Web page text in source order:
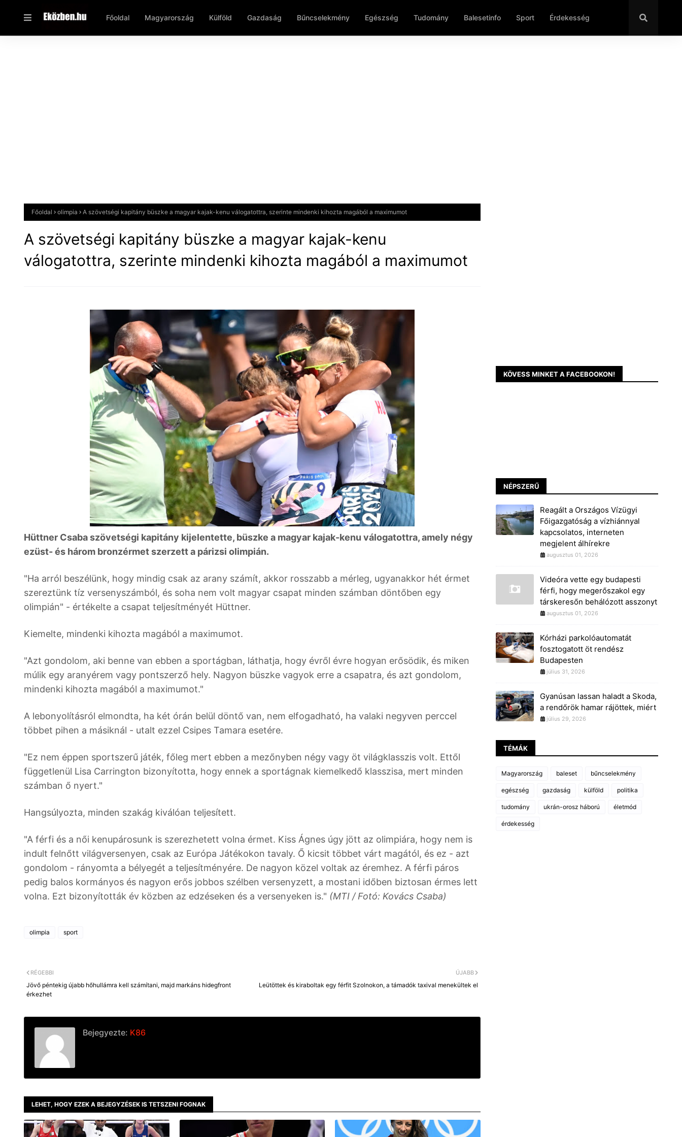
Főoldal Magyarország Külföld Gazdaság Bűncselekmény Egészség Tudomány Balesetinfo Sport Érdekesség
Főoldal olimpia A szövetségi kapitány büszke a magyar kajak-kenu válogatottra, szerinte mindenki kihozta magából a maximumot
A szövetségi kapitány büszke a magyar kajak-kenu
válogatottra, szerinte mindenki kihozta magából a maximumot
Hüttner Csaba szövetségi kapitány kijelentette, büszke a magyar kajak-kenu válogatottra, amely négy
ezüst- és három bronzérmet szerzett a párizsi olimpián.
"Ha arról beszélünk, hogy mindig csak az arany számít, akkor rosszabb a mérleg, ugyanakkor hét érmet
szereztünk tíz versenyszámból, és soha nem volt magyar csapat minden számban döntőben egy
olimpián" - értékelte a csapat teljesítményét Hüttner.
Kiemelte, mindenki kihozta magából a maximumot.
"Azt gondolom, aki benne van ebben a sportágban, láthatja, hogy évről évre hogyan erősödik, és miken
múlik egy aranyérem vagy pontszerző hely. Nagyon büszke vagyok erre a csapatra, és azt gondolom,
mindenki kihozta magából a maximumot."
A lebonyolításról elmondta, ha két órán belül döntő van, nem elfogadható, ha valaki negyven perccel
többet pihen a másiknál - utalt ezzel Csipes Tamara esetére.
"Ez nem éppen sportszerű játék, főleg mert ebben a mezőnyben négy vagy öt világklasszis volt. Ettől
függetlenül Lisa Carrington bizonyította, hogy ennek a sportágnak kiemelkedő klasszisa, mert minden
számban ő nyert."
Hangsúlyozta, minden szakág kiválóan teljesített.
"A férfi és a női kenupárosunk is szerezhetett volna érmet. Kiss Ágnes úgy jött az olimpiára, hogy nem is
indult felnőtt világversenyen, csak az Európa Játékokon tavaly. Ő kicsit többet várt magától, és ez - azt
gondolom - rányomta a bélyegét a teljesítményére. De nagyon közel voltak az éremhez. A férfi páros
pedig balos kormányos és nagyon erős jobbos szélben versenyzett, a mostani időben biztosan érmes lett
volna. Ezt bizonyították év közben az edzéseken és a versenyeken is." (MTI / Fotó: Kovács Csaba)
olimpia sport
ÚJABB
Leütöttek és kiraboltak egy férfit Szolnokon, a támadók taxival menekültek el
RÉGEBBI
Jövő péntekig újabb hőhullámra kell számítani, majd markáns hidegfront
érkezhet
Bejegyezte: K86
LEHET, HOGY EZEK A BEJEGYZÉSEK IS TETSZENI FOGNAK
KÖVESS MINKET A FACEBOOKON!
NÉPSZERŰ
Reagált a Országos Vízügyi
Főigazgatóság a vízhiánnyal
kapcsolatos, interneten
megjelent álhírekre
augusztus 01, 2026
Videóra vette egy budapesti
férfi, hogy megerőszakol egy
társkeresőn behálózott asszonyt
augusztus 01, 2026
Kórházi parkolóautomatát
fosztogatott öt rendész
Budapesten
július 31, 2026
Gyanúsan lassan haladt a Skoda,
a rendőrök hamar rájöttek, miért
július 29, 2026
TÉMÁK
Magyarország baleset bűncselekmény
egészség gazdaság külföld politika
tudomány ukrán-orosz háború életmód
érdekesség